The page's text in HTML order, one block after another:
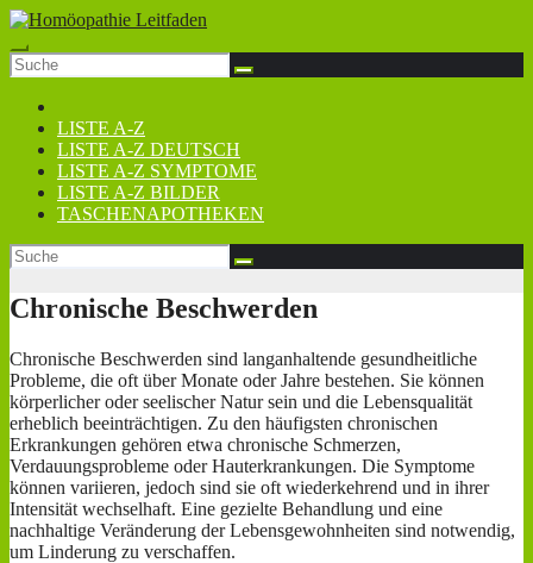
Zum
Inhalt
springen
LISTE A-Z
LISTE A-Z DEUTSCH
LISTE A-Z SYMPTOME
LISTE A-Z BILDER
TASCHENAPOTHEKEN
Chronische Beschwerden
Chronische Beschwerden sind langanhaltende gesundheitliche
Probleme, die oft über Monate oder Jahre bestehen. Sie können
körperlicher oder seelischer Natur sein und die Lebensqualität
erheblich beeinträchtigen. Zu den häufigsten chronischen
Erkrankungen gehören etwa chronische Schmerzen,
Verdauungsprobleme oder Hauterkrankungen. Die Symptome
können variieren, jedoch sind sie oft wiederkehrend und in ihrer
Intensität wechselhaft. Eine gezielte Behandlung und eine
nachhaltige Veränderung der Lebensgewohnheiten sind notwendig,
um Linderung zu verschaffen.